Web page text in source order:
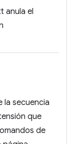
anula el
la secuencia
que
de